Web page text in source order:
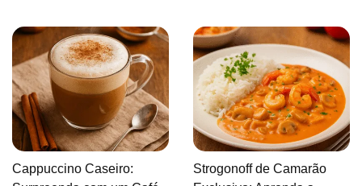
Cappuccino Caseiro:
Strogonoff de Camarão